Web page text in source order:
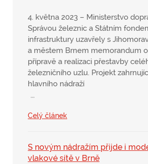
4. května 2023 – Ministerstvo
Správou železnic a Státním
infrastruktury uzavřely s
a městem Brnem memorandum
přípravě a realizaci přestavby
železničního uzlu. Projekt
hlavního nádraží
…
Celý článek
S novým nádražím přijde i
vlakové sítě v Brně